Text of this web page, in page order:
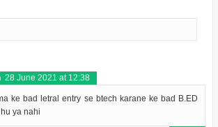
28 June 2021 at 12:38
ke bad letral entry se btech karane ke bad B.ED
ya nahi